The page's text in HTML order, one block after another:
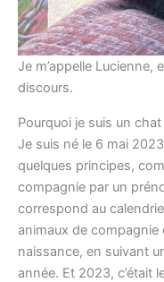
Je m’appelle
discours.
Pourquoi je suis un chat
Je suis né le 6 mai
quelques principes,
compagnie par un
correspond au
animaux de compagnie
naissance, en suivant
année. Et 2023, c’était